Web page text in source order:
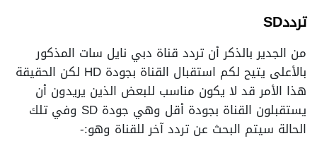
ترددSD
من الجدير بالذكر أن تردد قناة دبي نايل سات المذكور
بالأعلى يتيح لكم استقبال القناة بجودة HD لكن الحقيقة
هذا الأمر قد لا يكون مناسب للبعض الذين يريدون أن
يستقبلون القناة بجودة أقل وهي جودة SD وفي تلك
الحالة سيتم البحث عن تردد آخر للقناة وهو:-